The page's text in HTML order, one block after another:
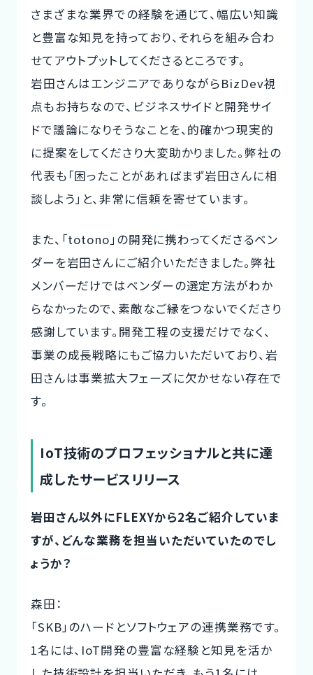
さまざまな業界での経験を通じて、幅広い知識
と豊富な知見を持っており、それらを組み合わ
せてアウトプットしてくださるところです。
岩田さんはエンジニアでありながらBizDev視
点もお持ちなので、ビジネスサイドと開発サイ
ドで議論になりそうなことを、的確かつ現実的
に提案をしてくださり大変助かりました。弊社の
代表も「困ったことがあればまず岩田さんに相
談しよう」と、非常に信頼を寄せています。
また、「totono」の開発に携わってくださるベン
ダーを岩田さんにご紹介いただきました。弊社
メンバーだけではベンダーの選定方法がわか
らなかったので、素敵なご縁をつないでくださり
感謝しています。開発工程の支援だけでなく、
事業の成長戦略にもご協力いただいており、岩
田さんは事業拡大フェーズに欠かせない存在で
す。
IoT技術のプロフェッショナルと共に達
成したサービスリリース
岩田さん以外にFLEXYから2名ご紹介していま
すが、どんな業務を担当いただいていたのでし
ょうか？
森田：
「SKB」のハードとソフトウェアの連携業務です。
1名には、IoT開発の豊富な経験と知見を活か